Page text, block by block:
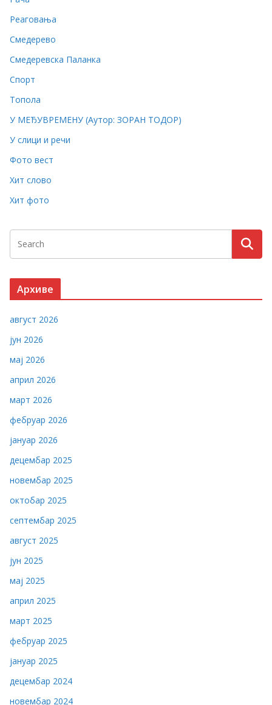
Реаговања
Смедерево
Смедеревска Паланка
Спорт
Топола
У МЕЂУВРЕМЕНУ (Аутор: ЗОРАН ТОДОР)
У слици и речи
Фото вест
Хит слово
Хит фото
Архиве
август 2026
јун 2026
мај 2026
април 2026
март 2026
фебруар 2026
јануар 2026
децембар 2025
новембар 2025
октобар 2025
септембар 2025
август 2025
јун 2025
мај 2025
април 2025
март 2025
фебруар 2025
јануар 2025
децембар 2024
новембар 2024